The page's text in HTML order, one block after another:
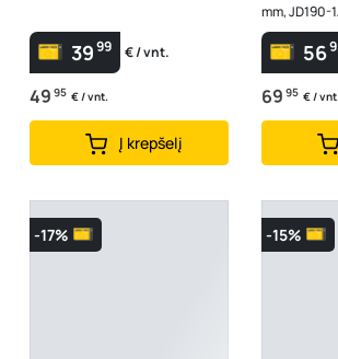
3999 € / vnt.
49 95 € / vnt.
Į krepšelį
mm, JD190-
56
69 95 € / vnt.
-17% -15%